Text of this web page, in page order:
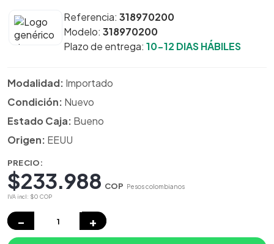
Referencia: 318970200
Modelo: 318970200
Plazo de entrega: 10-12 DIAS HÁBILES
Modalidad: Importado
Condición: Nuevo
Estado Caja: Bueno
Origen: EEUU
PRECIO:
$233.988 COP Pesos colombianos
IVA incl: $0 COP
− +